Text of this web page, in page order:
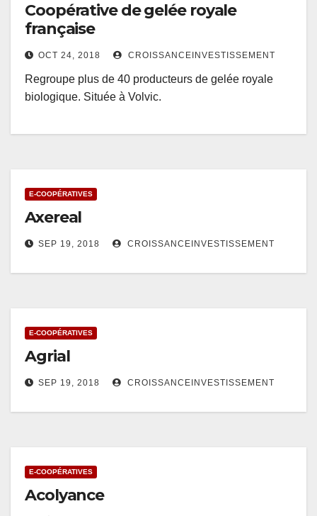
Coopérative de gelée royale
française
OCT 24, 2018 CROISSANCEINVESTISSEMENT
Regroupe plus de 40 producteurs de gelée royale
biologique. Située à Volvic.
E-COOPÉRATIVES
Axereal
SEP 19, 2018 CROISSANCEINVESTISSEMENT
E-COOPÉRATIVES
Agrial
SEP 19, 2018 CROISSANCEINVESTISSEMENT
E-COOPÉRATIVES
Acolyance